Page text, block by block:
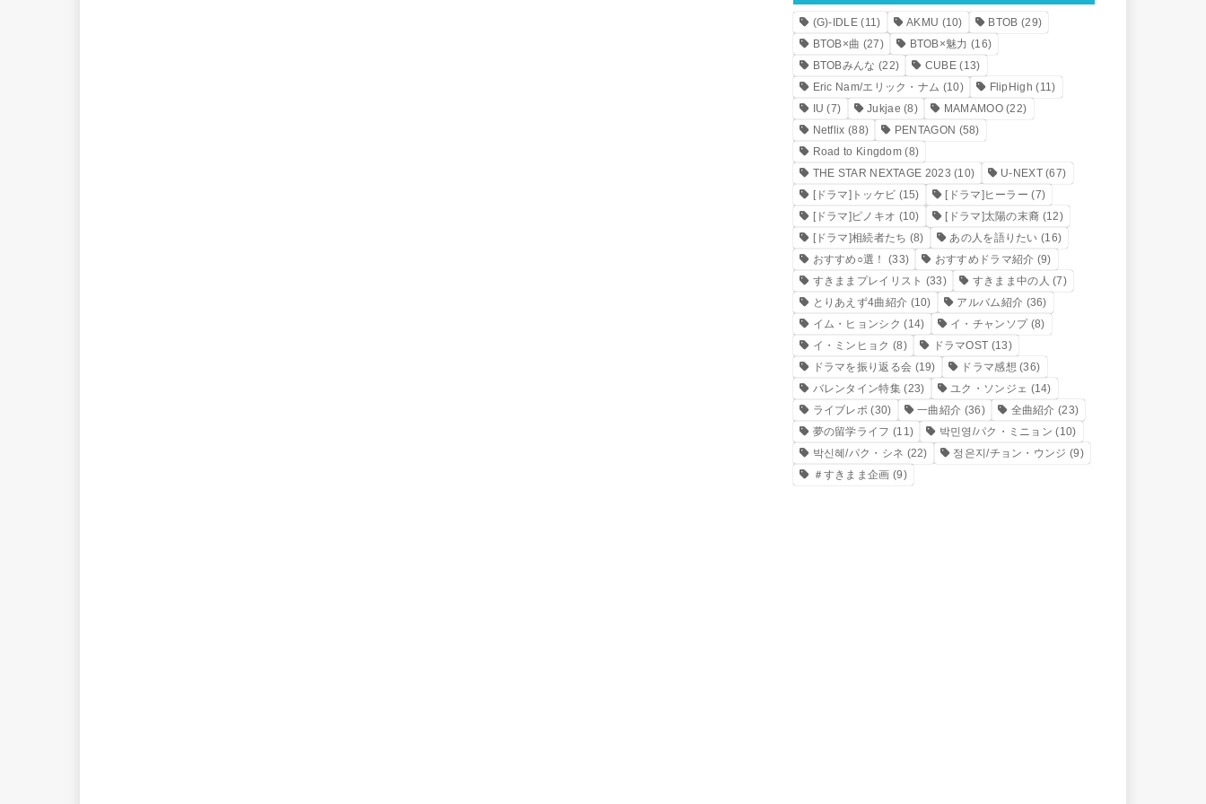
(G)-IDLE(11) AKMU (10) BTOB (29)
BTOB×曲 (27) BTOB×魅力 (16)
BTOBみんな (22) CUBE (13)
Eric Nam/エリック・ナム (10) FlipHigh (11)
IU (7) Jukjae (8) MAMAMOO(22)
Netflix (88) PENTAGON (58)
Road to Kingdom (8)
THE STAR NEXTAGE 2023 (10) U-NEXT(67)
[ドラマ]トッケビ (15) [ドラマ]ヒーラー (7)
[ドラマ]ピノキオ (10) [ドラマ]太陽の末裔 (12)
[ドラマ]相続者たち (8) あの人を語りたい (16)
おすすめ○選！
(33) おすすめドラマ紹介 (9)
すきままプレイリスト (33) すきまま中の人 (7)
とりあえず4曲紹介 (10) アルバム紹介 (36)
イム・ヒョンシク (14) イ・チャンソプ(8)
イ・ミンヒョク (8) ドラマOST (13)
ドラマを振り返る会 (19) ドラマ感想 (36)
バレンタイン特集(23) ユク・ソンジェ (14)
ライブレポ (30) 一曲紹介 (36) 全曲紹介 (23)
夢の留学ライフ (11) 박민영/パク・ミニョン (10)
박신혜/パク・シネ (22) 정은지/チョン・ウンジ (9)
＃すきまま企画 (9)